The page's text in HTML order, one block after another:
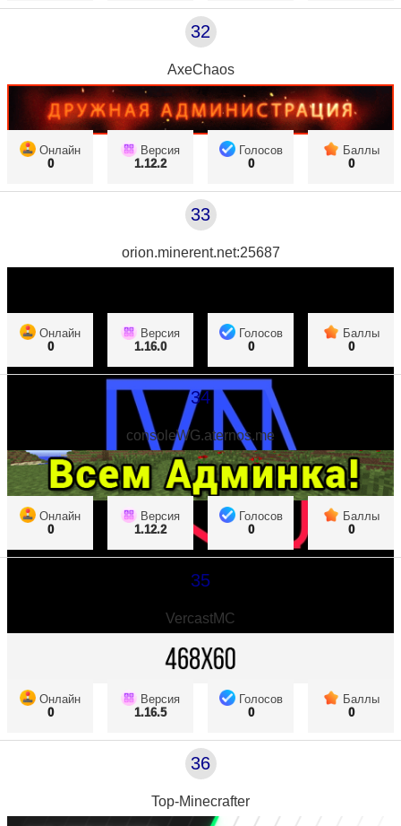
32
AxeChaos
Онлайн
0
Версия
1.12.2
Голосов
0
Баллы
0
33
orion.minerent.net:25687
Онлайн
0
Версия
1.16.0
Голосов
0
Баллы
0
34
consoleWG.aternos.me
Онлайн
0
Версия
1.12.2
Голосов
0
Баллы
0
35
VercastMC
Онлайн
0
Версия
1.16.5
Голосов
0
Баллы
0
36
Top-Minecrafter